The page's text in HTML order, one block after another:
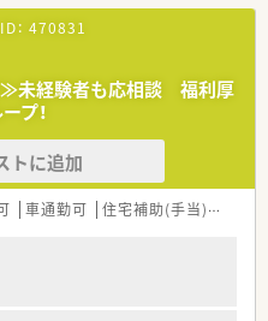
いて】
新店舗の核となる勤務薬剤師を
く、患者様への気配りを大切にで
を求めています。
、ブランクがある方や新卒の方で
ら成長可能です。
中心に8店舗を展開しており、地
掲げ、給与水準を平均より高く設
が非常に明確です。
に加え、居宅介護支援や施設在宅
： 470831
≫未経験者も応相談 福利厚
プ！
トに追加
車通勤可 住宅補助(手当)あり